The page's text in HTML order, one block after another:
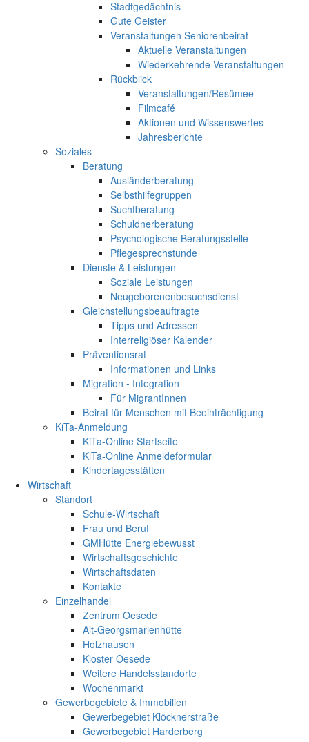
Stadtgedächtnis
Gute Geister
Veranstaltungen Seniorenbeirat
Aktuelle Veranstaltungen
Wiederkehrende Veranstaltungen
Rückblick
Veranstaltungen/Resümee
Filmcafé
Aktionen und Wissenswertes
Jahresberichte
Soziales
Beratung
Ausländerberatung
Selbsthilfegruppen
Suchtberatung
Schuldnerberatung
Psychologische Beratungsstelle
Pflegesprechstunde
Dienste & Leistungen
Soziale Leistungen
Neugeborenenbesuchsdienst
Gleichstellungsbeauftragte
Tipps und Adressen
Interreligiöser Kalender
Präventionsrat
Informationen und Links
Migration - Integration
Für MigrantInnen
Beirat für Menschen mit Beeinträchtigung
KiTa-Anmeldung
KiTa-Online Startseite
KiTa-Online Anmeldeformular
Kindertagesstätten
Wirtschaft
Standort
Schule-Wirtschaft
Frau und Beruf
GMHütte Energiebewusst
Wirtschaftsgeschichte
Wirtschaftsdaten
Kontakte
Einzelhandel
Zentrum Oesede
Alt-Georgsmarienhütte
Holzhausen
Kloster Oesede
Weitere Handelsstandorte
Wochenmarkt
Gewerbegebiete & Immobilien
Gewerbegebiet Klöcknerstraße
Gewerbegebiet Harderberg